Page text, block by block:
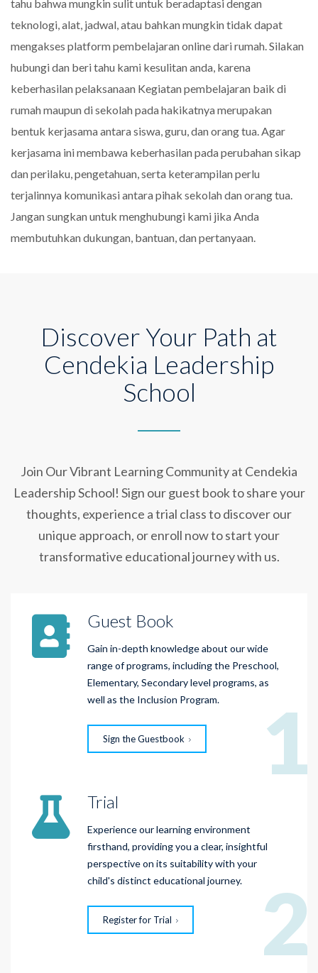
tahu bahwa mungkin sulit untuk beradaptasi dengan
teknologi, alat, jadwal, atau bahkan mungkin tidak dapat
mengakses platform pembelajaran online dari rumah. Silakan
hubungi dan beri tahu kami kesulitan anda, karena
keberhasilan pelaksanaan Kegiatan pembelajaran baik di
rumah maupun di sekolah pada hakikatnya merupakan
bentuk kerjasama antara siswa, guru, dan orang tua. Agar
kerjasama ini membawa keberhasilan pada perubahan sikap
dan perilaku, pengetahuan, serta keterampilan perlu
terjalinnya komunikasi antara pihak sekolah dan orang tua.
Jangan sungkan untuk menghubungi kami jika Anda
membutuhkan dukungan, bantuan, dan pertanyaan.
Discover Your Path at
Cendekia Leadership
School
Join Our Vibrant Learning Community at Cendekia
Leadership School! Sign our guest book to share your
thoughts, experience a trial class to discover our
unique approach, or enroll now to start your
transformative educational journey with us.
Guest Book
Gain in-depth knowledge about our wide
range of programs, including the Preschool,
Elementary, Secondary level programs, as
well as the Inclusion Program.
Sign the Guestbook 1
Trial
Experience our learning environment
firsthand, providing you a clear, insightful
perspective on its suitability with your
child's distinct educational journey.
Register for Trial 2